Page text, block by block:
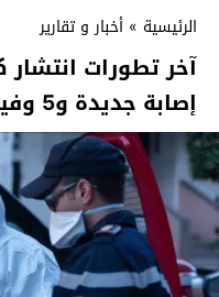
الرئيسية » أخبار و تقارير
إصابة جديدة و5 وفيات إضافية في 24 ساعة